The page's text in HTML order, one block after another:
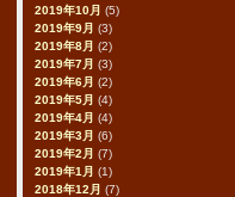
2019年10月 (5)
2019年9月 (3)
2019年8月 (2)
2019年7月 (3)
2019年6月 (2)
2019年5月 (4)
2019年4月 (4)
2019年3月 (6)
2019年2月 (7)
2019年1月 (1)
2018年12月 (7)